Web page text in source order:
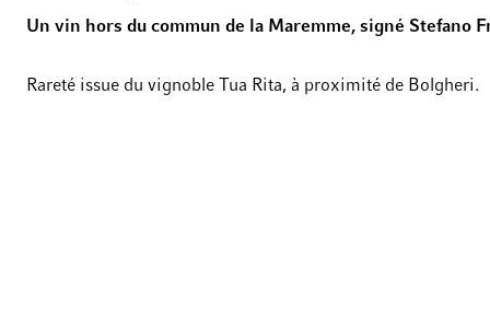
Un vin hors du commun de la Maremme, signé Stefano
Rareté issue du vignoble Tua Rita, à proximité de Bolgheri.